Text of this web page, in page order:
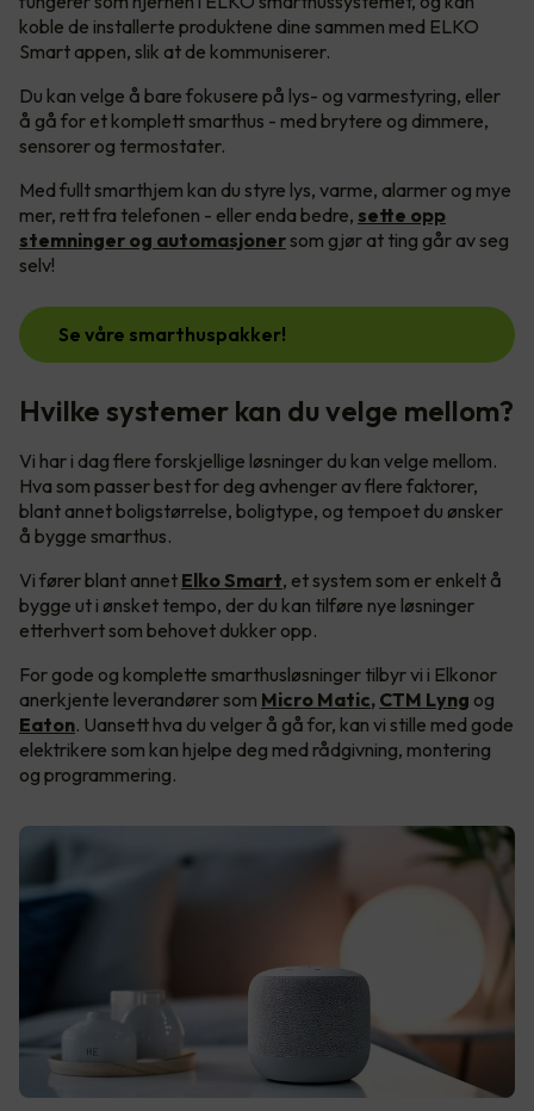
koble de installerte produktene dine sammen med ELKO
Smart appen, slik at de kommuniserer.
Du kan velge å bare fokusere på lys- og varmestyring, eller
å gå for et komplett smarthus - med brytere og dimmere,
sensorer og termostater.
Med fullt smarthjem kan du styre lys, varme, alarmer og mye
mer, rett fra telefonen - eller enda bedre, sette opp
stemninger og automasjonersom gjør at ting går av seg
selv!
Se våre smarthuspakker!
Hvilke systemer kan du velge mellom?
Vi har i dag flere forskjellige løsninger du kan velge mellom.
Hva som passer best for deg avhenger av flere faktorer,
blant annet boligstørrelse, boligtype, og tempoet du ønsker
å bygge smarthus.
Vi fører blant annet Elko Smart, et system som er enkelt å
bygge ut i ønsket tempo, der du kan tilføre nye løsninger
etterhvert som behovet dukker opp.
For gode og komplette smarthusløsninger tilbyr vi i Elkonor
anerkjente leverandører som Micro Matic, CTM Lyng og
Eaton. Uansett hva du velger å gå for, kan vi stille med gode
elektrikere som kan hjelpe deg med rådgivning, montering
og programmering.